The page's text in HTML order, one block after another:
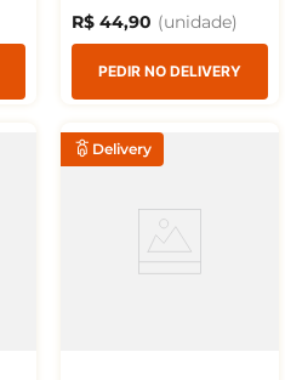
R$ 44,90
PEDIR NO DELIVERY
Delivery